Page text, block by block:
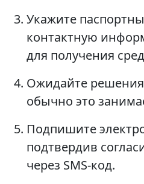
Укажите
контактную
для получения
Ожидайте
обычно это
Подпишите
подтвердив
через SMS-код.